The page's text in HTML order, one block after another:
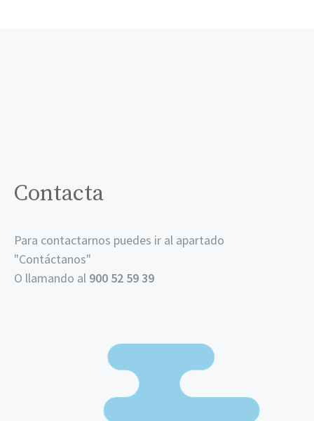
Contacta
Para contactarnos puedes ir al apartado
"Contáctanos"
O llamando al 900 52 59 39